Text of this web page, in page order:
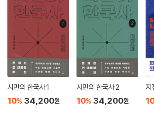
시민의 한국사 1
10% 34,200원
시민의 한국사 2
10% 34,200원
지